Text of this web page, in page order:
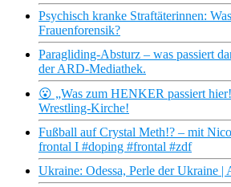
Psychisch kranke Straftäterinnen:
Frauenforensik?
Paragliding-Absturz – was passiert
der ARD-Mediathek.
😮 „Was zum HENKER passiert
Wrestling-Kirche!
Fußball auf Crystal Meth!? – mit
frontal I #doping #frontal #zdf
Ukraine: Odessa, Perle der Ukraine |